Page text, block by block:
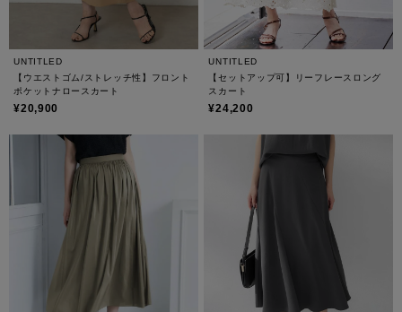
UNTITLED
【ウエストゴム/ストレッチ性】フロント
ポケットナロースカート
¥20,900
UNTITLED
【セットアップ可】リーフレースロング
スカート
¥24,200